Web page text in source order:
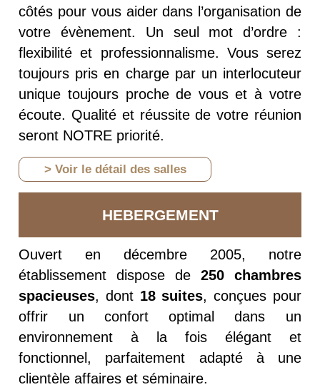
côtés pour vous aider dans l’organisation de
votre évènement. Un seul mot d’ordre :
flexibilité et professionnalisme. Vous serez
toujours pris en charge par un interlocuteur
unique toujours proche de vous et à votre
écoute. Qualité et réussite de votre réunion
seront NOTRE priorité.
> Voir le détail des salles
HEBERGEMENT
Ouvert en décembre 2005, notre
établissement dispose de 250 chambres
spacieuses, dont 18 suites, conçues pour
offrir un confort optimal dans un
environnement à la fois élégant et
fonctionnel, parfaitement adapté à une
clientèle affaires et séminaire.